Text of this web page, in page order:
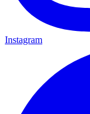
Instagram